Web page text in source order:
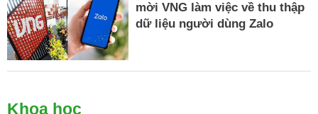
mời VNG làm việc về thu thập
dữ liệu người dùng Zalo
Khoa học